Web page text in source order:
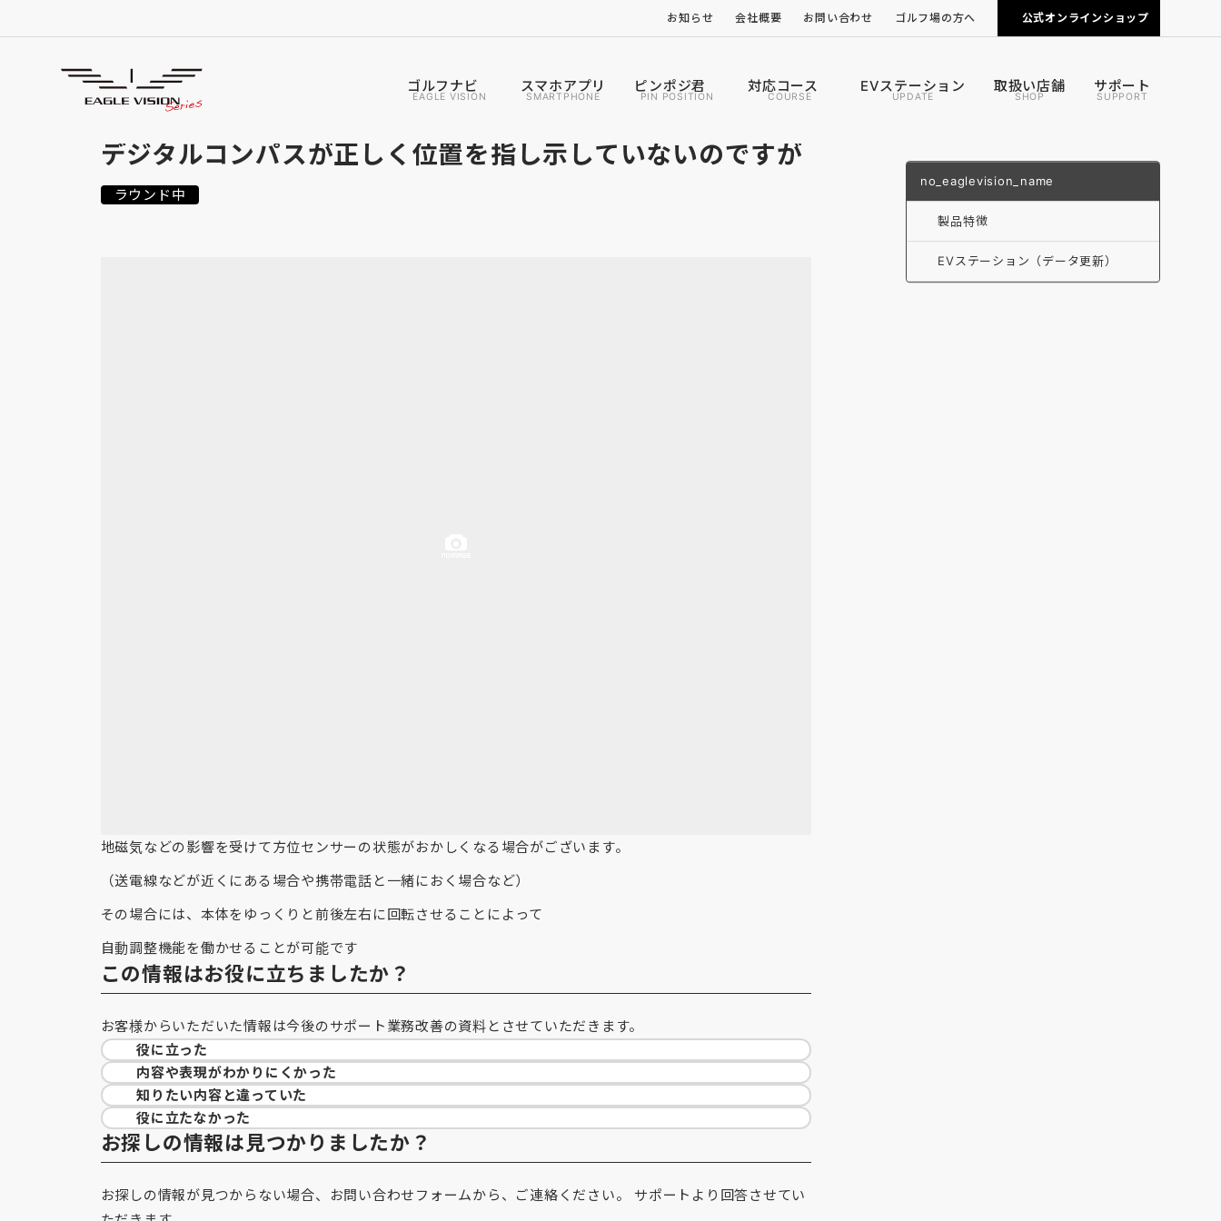
お知らせ 会社概要 お問い合わせ ゴルフ場の方へ
カートナビの導入について
公式オンラインショップ
ゴルフナビ
EAGLE VISION
スマホアプリ
SMARTPHONE
ピンポジ君
PIN POSITION
対応コース
COURSE
EVステーション
UPDATE
取扱い店舗
SHOP
サポート
SUPPORT
よくあるご質問
FREQUENTLY ASKED QUESTIONS
デジタルコンパスが正しく位置を指し示していないのですが
ラウンド中
地磁気などの影響を受けて方位センサーの状態がおかしくなる場合がございます。
（送電線などが近くにある場合や携帯電話と一緒におく場合など）
その場合には、本体をゆっくりと前後左右に回転させることによって
自動調整機能を働かせることが可能です
この情報はお役に立ちましたか？
お客様からいただいた情報は今後のサポート業務改善の資料とさせていただきます。
役に立った
内容や表現がわかりにくかった
知りたい内容と違っていた
役に立たなかった
お探しの情報は見つかりましたか？
お探しの情報が見つからない場合、お問い合わせフォームから、ご連絡ください。 サポートより回答させてい
no_eaglevision_name
製品特徴
EVステーション（データ更新）